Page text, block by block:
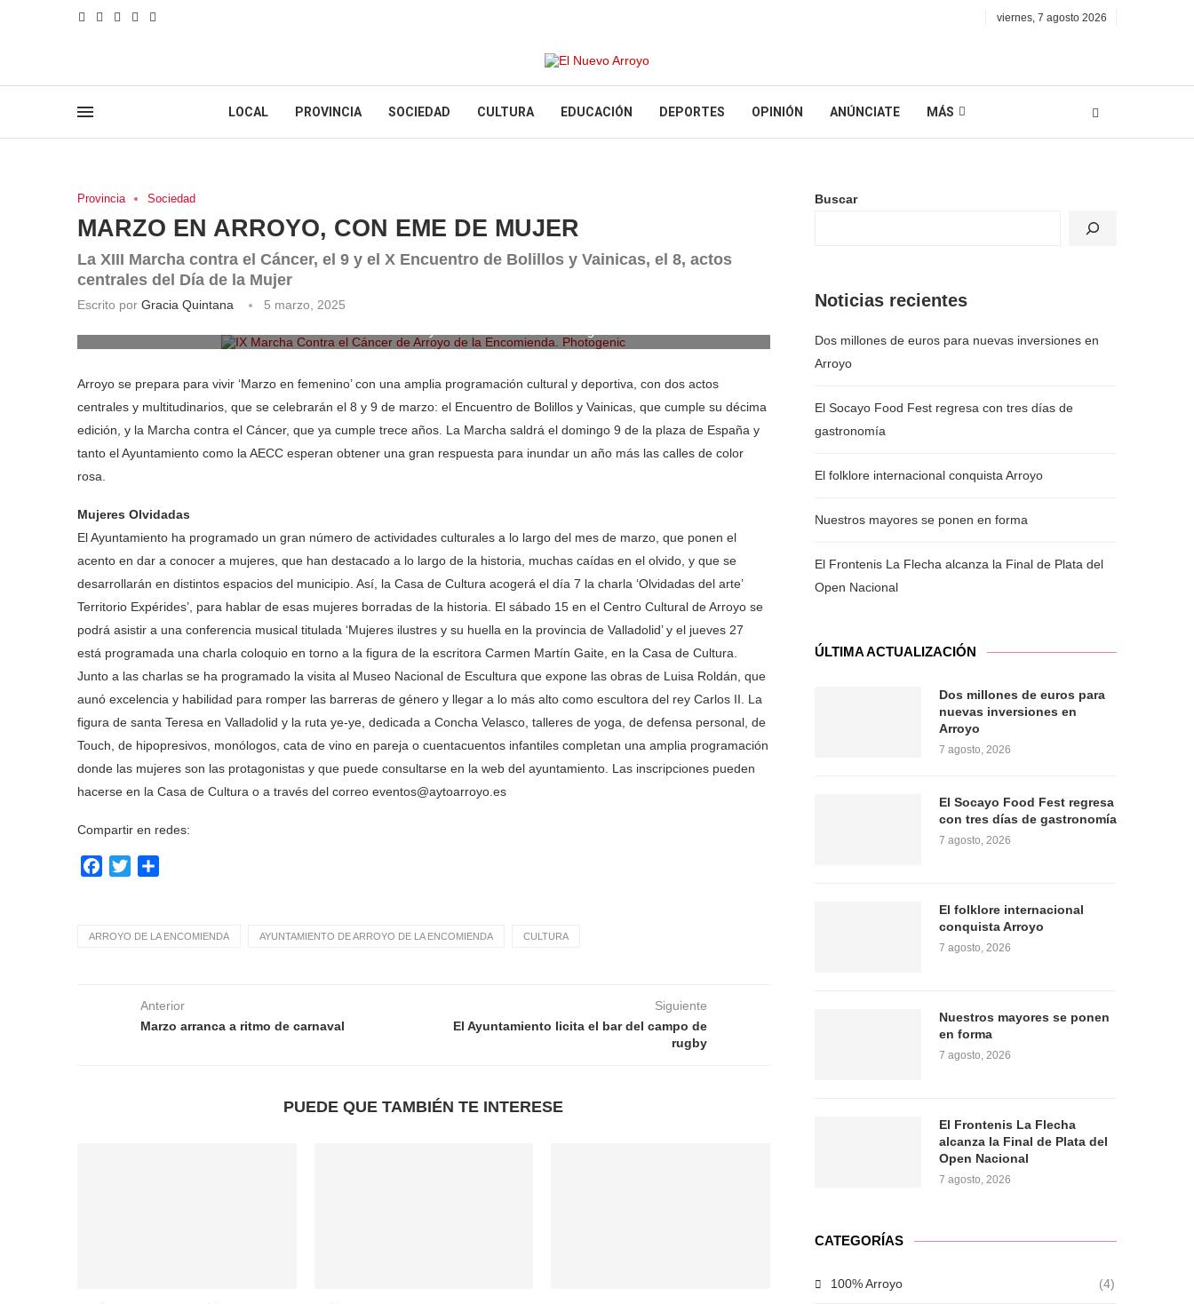
viernes, 7 agosto 2026
LOCAL PROVINCIA SOCIEDAD CULTURA EDUCACIÓN DEPORTES OPINIÓN ANÚNCIATE MÁS
Provincia Sociedad
MARZO EN ARROYO, CON EME DE MUJER
La XIII Marcha contra el Cáncer, el 9 y el X Encuentro de Bolillos y Vainicas, el 8, actos
centrales del Día de la Mujer
Escrito por Gracia Quintana
5 marzo, 2025
Arroyo se prepara para vivir ‘Marzo en femenino’ con una amplia programación cultural y deportiva, con dos actos
centrales y multitudinarios, que se celebrarán el 8 y 9 de marzo: el Encuentro de Bolillos y Vainicas, que cumple su décima
edición, y la Marcha contra el Cáncer, que ya cumple trece años. La Marcha saldrá el domingo 9 de la plaza de España y
tanto el Ayuntamiento como la AECC esperan obtener una gran respuesta para inundar un año más las calles de color
rosa.
Mujeres Olvidadas
El Ayuntamiento ha programado un gran número de actividades culturales a lo largo del mes de marzo, que ponen el
acento en dar a conocer a mujeres, que han destacado a lo largo de la historia, muchas caídas en el olvido, y que se
desarrollarán en distintos espacios del municipio. Así, la Casa de Cultura acogerá el día 7 la charla ‘Olvidadas del arte’
Territorio Expérides’, para hablar de esas mujeres borradas de la historia. El sábado 15 en el Centro Cultural de Arroyo se
podrá asistir a una conferencia musical titulada ‘Mujeres ilustres y su huella en la provincia de Valladolid’ y el jueves 27
está programada una charla coloquio en torno a la figura de la escritora Carmen Martín Gaite, en la Casa de Cultura.
Junto a las charlas se ha programado la visita al Museo Nacional de Escultura que expone las obras de Luisa Roldán, que
aunó excelencia y habilidad para romper las barreras de género y llegar a lo más alto como escultora del rey Carlos II. La
figura de santa Teresa en Valladolid y la ruta ye-ye, dedicada a Concha Velasco, talleres de yoga, de defensa personal, de
Touch, de hipopresivos, monólogos, cata de vino en pareja o cuentacuentos infantiles completan una amplia programación
donde las mujeres son las protagonistas y que puede consultarse en la web del ayuntamiento. Las inscripciones pueden
hacerse en la Casa de Cultura o a través del correo eventos@aytoarroyo.es
Compartir en redes:
Facebook
Twitter
ARROYO DE LA ENCOMIENDA AYUNTAMIENTO DE ARROYO DE LA ENCOMIENDA CULTURA
Anterior
Marzo arranca a ritmo de carnaval
Siguiente
El Ayuntamiento licita el bar del campo de
rugby
PUEDE QUE TAMBIÉN TE INTERESE
Buscar
Noticias recientes
Dos millones de euros para nuevas inversiones en
Arroyo
El Socayo Food Fest regresa con tres días de
gastronomía
El folklore internacional conquista Arroyo
Nuestros mayores se ponen en forma
El Frontenis La Flecha alcanza la Final de Plata del
Open Nacional
ÚLTIMA ACTUALIZACIÓN
Dos millones de euros para
nuevas inversiones en
Arroyo
7 agosto, 2026
El Socayo Food Fest regresa
con tres días de gastronomía
7 agosto, 2026
El folklore internacional
conquista Arroyo
7 agosto, 2026
Nuestros mayores se ponen
en forma
7 agosto, 2026
El Frontenis La Flecha
alcanza la Final de Plata del
Open Nacional
7 agosto, 2026
CATEGORÍAS
100% Arroyo (4)